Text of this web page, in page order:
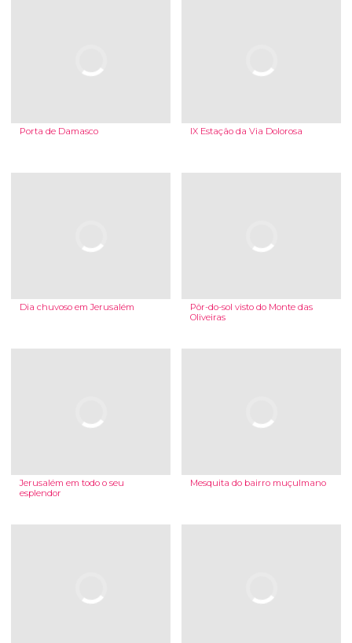
Porta de Damasco IX Estação da Via Dolorosa
Dia chuvoso em Jerusalém
Pôr-do-sol visto do Monte das
Oliveiras
Jerusalém em todo o seu
esplendor
Mesquita do bairro muçulmano